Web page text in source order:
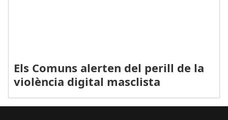
Els Comuns alerten del perill de la
violència digital masclista